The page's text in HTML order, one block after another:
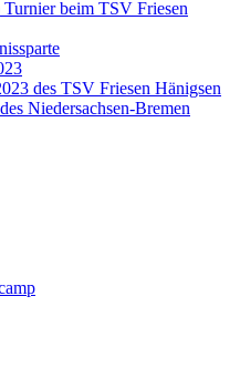
beim TSV Friesen
des TSV Friesen Hänigsen
Niedersachsen-Bremen